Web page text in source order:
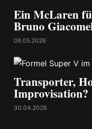
Ein McLaren
Bruno
06.05.2026
Transporter,
30.04.2026